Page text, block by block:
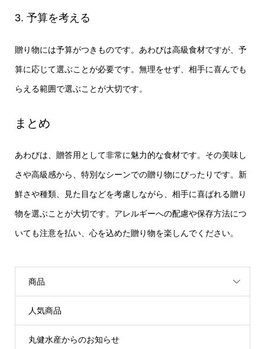
3. 予算を考える
贈り物には予算がつきものです。あわびは高級食材ですが、予
算に応じて選ぶことが必要です。無理をせず、相手に喜んでも
らえる範囲で選ぶことが大切です。
まとめ
あわびは、贈答用として非常に魅力的な食材です。その美味し
さや高級感から、特別なシーンでの贈り物にぴったりです。新
鮮さや種類、見た目などを考慮しながら、相手に喜ばれる贈り
物を選ぶことが大切です。アレルギーへの配慮や保存方法につ
いても注意を払い、心を込めた贈り物を楽しんでください。
商品
人気商品
丸健水産からのお知らせ